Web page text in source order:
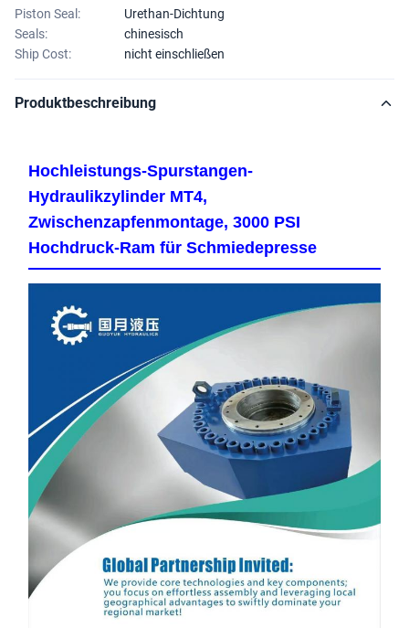
Piston Seal:
Urethan-Dichtung
Seals:
chinesisch
Ship Cost:
nicht einschließen
Produktbeschreibung
Hochleistungs-Spurstangen-
Hydraulikzylinder MT4,
Zwischenzapfenmontage, 3000 PSI
Hochdruck-Ram für Schmiedepresse